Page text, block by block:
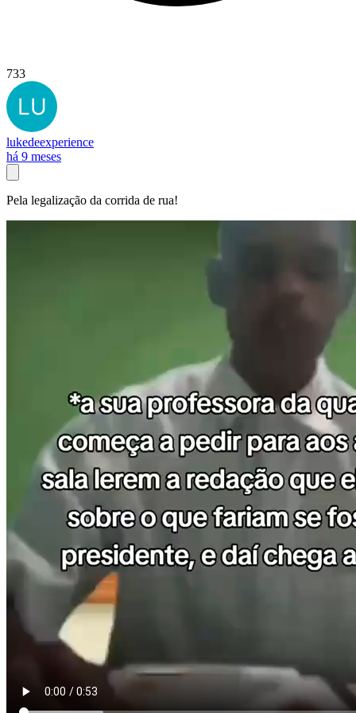
733
lukedeexperience
há 9 meses
Pela legalização da corrida de rua!